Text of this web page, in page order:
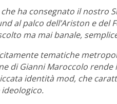
che ha consegnato il
al palco dell’Ariston e del
ma mai banale,
tematiche
di Gianni Maroccolo
identità mod, che